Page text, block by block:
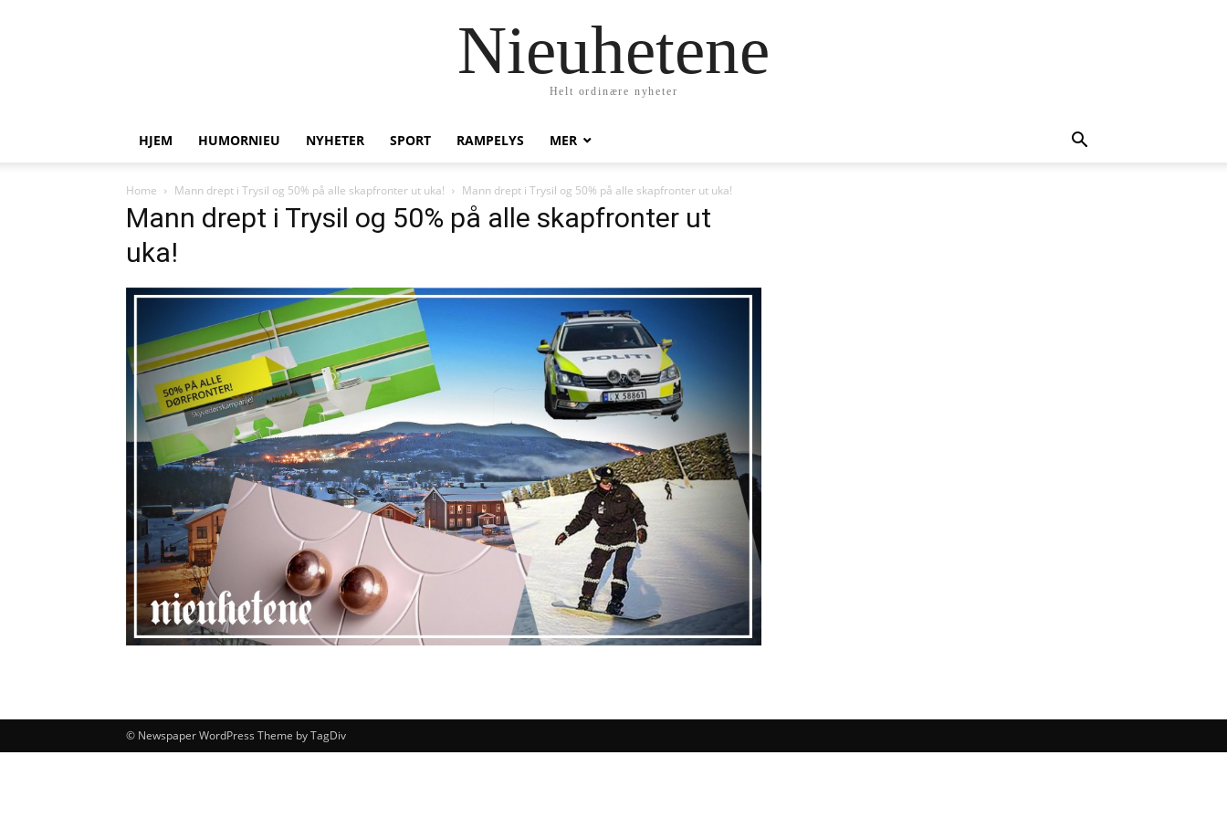
Nieuhetene
Helt ordinære nyheter
HJEM HUMORNIEU NYHETER SPORT RAMPELYS MER
Home Mann drept i Trysil og 50% på alle skapfronter ut uka! Mann drept i Trysil og 50% på alle skapfronter ut uka!
Mann drept i Trysil og 50% på alle skapfronter ut
uka!
© Newspaper WordPress Theme by TagDiv